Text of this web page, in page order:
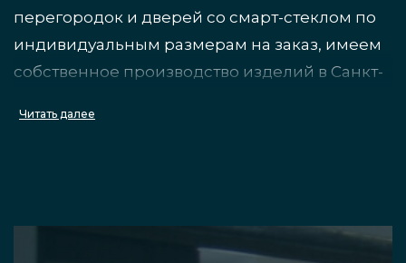
Читать далее
перегородок и дверей со смарт-стеклом по
индивидуальным размерам на заказ, имеем
собственное производство изделий в Санкт-
установка смарт конструкций под ключ.